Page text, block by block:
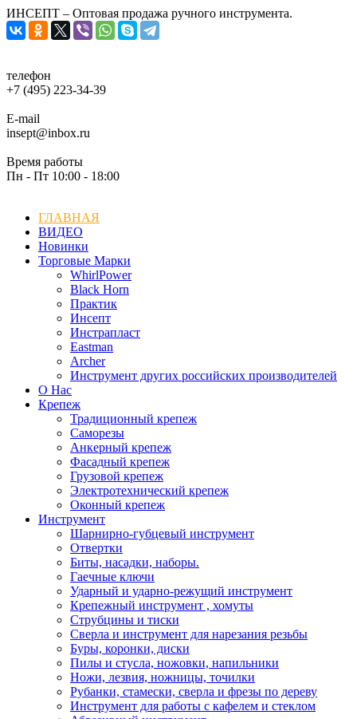
ИНСЕПТ – Оптовая продажа ручного инструмента.
телефон
+7 (495) 223-34-39
E-mail
insept@inbox.ru
Время работы
Пн - Пт 10:00 - 18:00
ГЛАВНАЯ
ВИДЕО
Новинки
Торговые Марки
WhirlPower
Black Horn
Практик
Инсепт
Инстрапласт
Eastman
Archer
Инструмент других российских производителей
О Нас
Крепеж
Традиционный крепеж
Саморезы
Анкерный крепеж
Фасадный крепеж
Грузовой крепеж
Электротехнический крепеж
Оконный крепеж
Инструмент
Шарнирно-губцевый инструмент
Отвертки
Биты, насадки, наборы.
Гаечные ключи
Ударный и ударно-режущий инструмент
Крепежный инструмент , хомуты
Струбцины и тиски
Сверла и инструмент для нарезания резьбы
Буры, коронки, диски
Пилы и стусла, ножовки, напильники
Ножи, лезвия, ножницы, точилки
Рубанки, стамески, сверла и фрезы по дереву
Инструмент для работы с кафелем и стеклом